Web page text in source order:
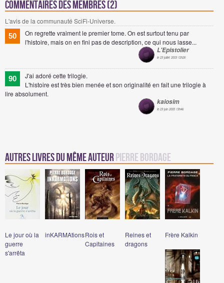
Commentaires des membres (2)
L'avis de la communauté SciFi-Universe.
50
On regrette vraiment le premier tome. On est surtout tenu par
l'histoire, mais on en fini pas de description, ce qui nous lasse...
L'Epistolier
le 23 juillet 2003 12h26
90
J'ai adoré cette trilogie.
L'histoire est très bien menée et son originalité en fait une trilogie à
lire absolument.
kaiosim
le 23 juin 2005 13h46
Autres Livres du même auteurPierre Bordage
Le jour où la
guerre
s'arrêta
inKARMAtionsRois et
Capitaines
Reines et
dragons
Frère Kalkin